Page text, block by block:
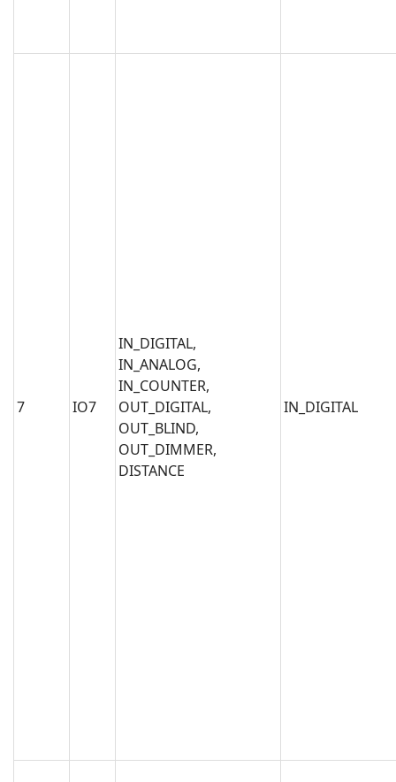
7 IO7
IN_DIGITAL,
IN_ANALOG,
IN_COUNTER,
OUT_DIGITAL,
OUT_BLIND,
OUT_DIMMER,
DISTANCE
IN_DIGITAL